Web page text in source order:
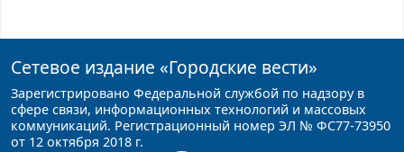
Сетевое издание «Городские вести»
Зарегистрировано Федеральной службой по надзору в
сфере связи, информационных технологий и массовых
коммуникаций. Регистрационный номер ЭЛ № ФС77-73950
от 12 октября 2018 г.